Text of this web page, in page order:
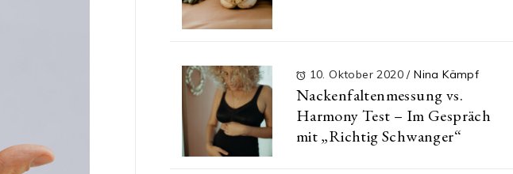
10. Oktober 2020/ Nina Kämpf
Nackenfaltenmessung vs.
Harmony Test – Im Gespräch
mit „Richtig Schwanger“